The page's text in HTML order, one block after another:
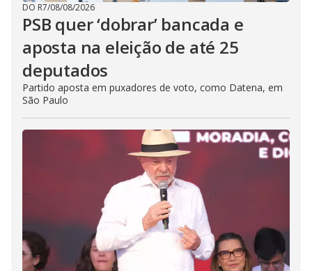
DO R7/08/08/2026
PSB quer ‘dobrar’ bancada e
aposta na eleição de até 25
deputados
Partido aposta em puxadores de voto, como Datena, em
São Paulo